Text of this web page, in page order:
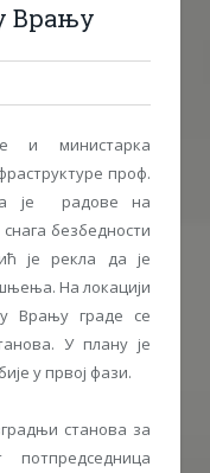
Врању
и министарка
проф.
је радове на
безбедности
је рекла да је
На локацији
Врању граде се
У плану је
у првој фази.
станова за
потпредседница